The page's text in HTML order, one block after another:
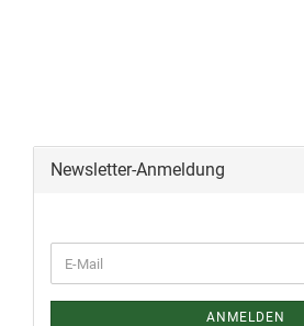
Newsletter-Anmeldung
ANMELDEN